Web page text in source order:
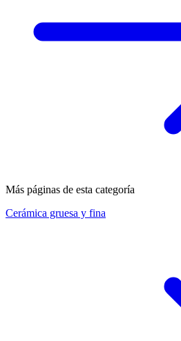
Más páginas de esta categoría
Cerámica gruesa y fina